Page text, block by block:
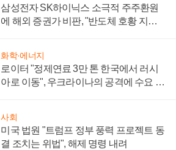
삼성전자 SK하이닉스 소극적 주주환원
에 해외 증권가 비판, "반도체 호황 지속
화학·에너지
로이터 "정제연료 3만 톤 한국에서 러시
아로 이동", 우크라이나의 공격에 수요 늘
사회
미국 법원 "트럼프 정부 풍력 프로젝트 동
결 조치는 위법", 해제 명령 내려